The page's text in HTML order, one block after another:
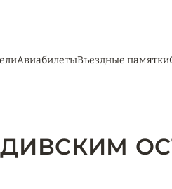
АвиабилетыВъездные памятки